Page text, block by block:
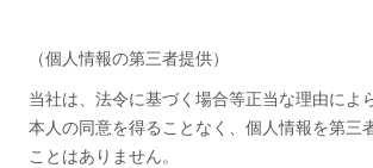
（個人情報の第三者提供）
当社は、法令に基づく場合等正当な理由によ
本人の同意を得ることなく、個人情報を第三
ことはありません。